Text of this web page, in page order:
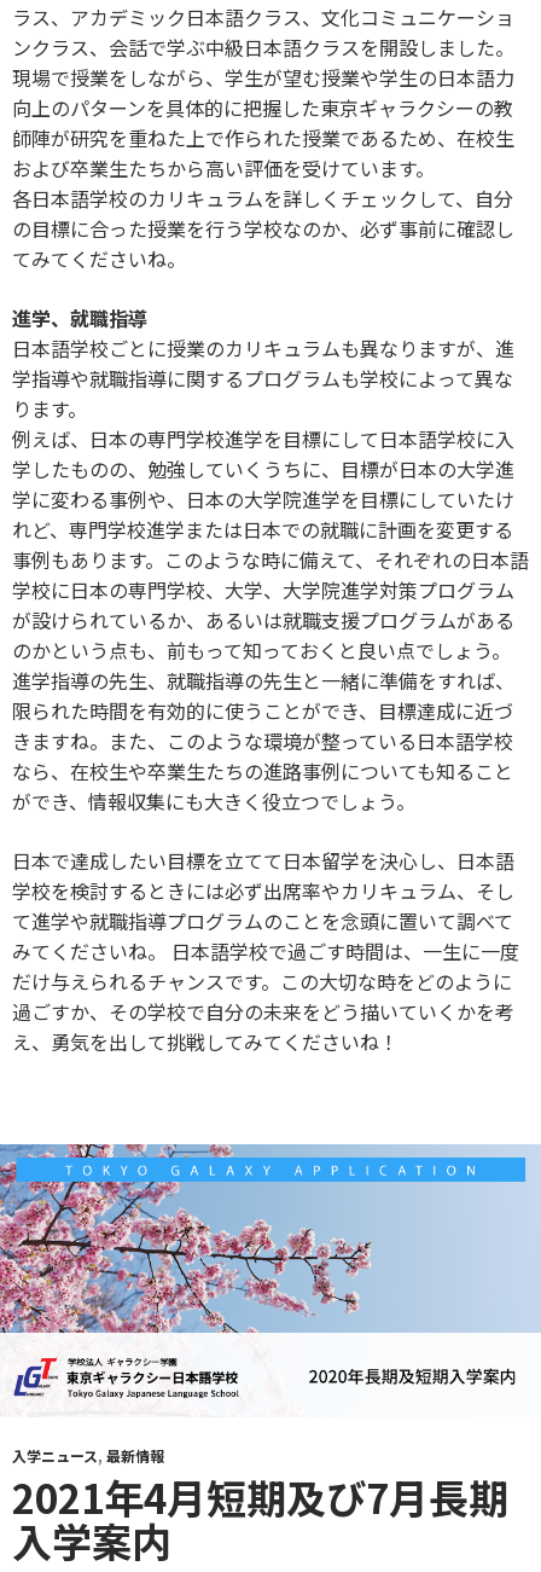
ラス、アカデミック日本語クラス、文化コミュニケーショ
ンクラス、会話で学ぶ中級日本語クラスを開設しました。
現場で授業をしながら、学生が望む授業や学生の日本語力
向上のパターンを具体的に把握した東京ギャラクシーの教
師陣が研究を重ねた上で作られた授業であるため、在校生
および卒業生たちから高い評価を受けています。
各日本語学校のカリキュラムを詳しくチェックして、自分
の目標に合った授業を行う学校なのか、必ず事前に確認し
てみてくださいね。
進学、就職指導
日本語学校ごとに授業のカリキュラムも異なりますが、進
学指導や就職指導に関するプログラムも学校によって異な
ります。
例えば、日本の専門学校進学を目標にして日本語学校に入
学したものの、勉強していくうちに、目標が日本の大学進
学に変わる事例や、日本の大学院進学を目標にしていたけ
れど、専門学校進学または日本での就職に計画を変更する
事例もあります。このような時に備えて、それぞれの日本語
学校に日本の専門学校、大学、大学院進学対策プログラム
が設けられているか、あるいは就職支援プログラムがある
のかという点も、前もって知っておくと良い点でしょう。
進学指導の先生、就職指導の先生と一緒に準備をすれば、
限られた時間を有効的に使うことができ、目標達成に近づ
きますね。また、このような環境が整っている日本語学校
なら、在校生や卒業生たちの進路事例についても知ること
ができ、情報収集にも大きく役立つでしょう。
日本で達成したい目標を立てて日本留学を決心し、日本語
学校を検討するときには必ず出席率やカリキュラム、そし
て進学や就職指導プログラムのことを念頭に置いて調べて
みてくださいね。 日本語学校で過ごす時間は、一生に一度
だけ与えられるチャンスです。この大切な時をどのように
過ごすか、その学校で自分の未来をどう描いていくかを考
え、勇気を出して挑戦してみてくださいね！
入学ニュース, 最新情報
2021年4月短期及び7月長期
入学案内